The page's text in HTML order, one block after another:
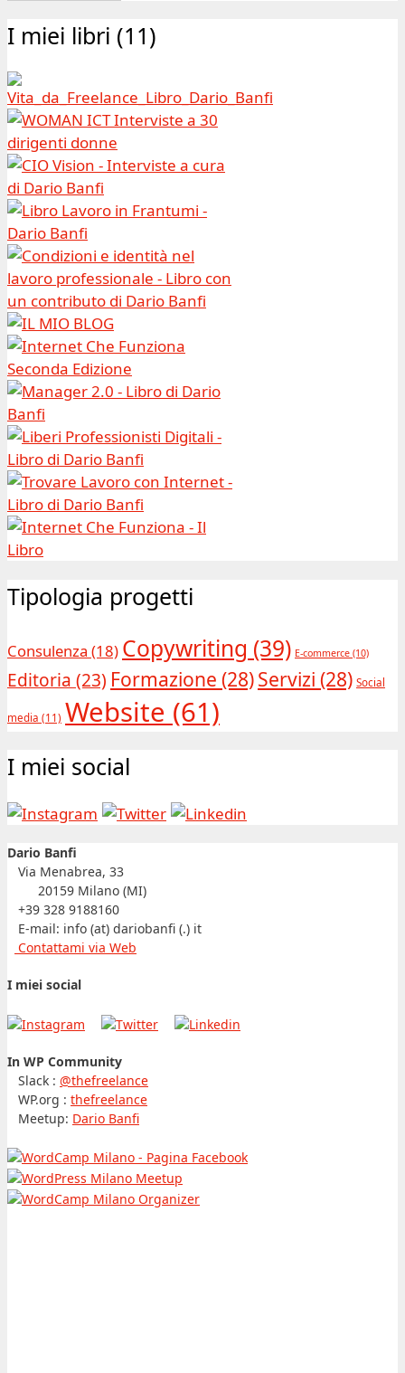
Archivio
I miei libri (11)
Tipologia progetti
Consulenza (18) Copywriting (39) E-commerce (10)
Editoria (23) Formazione (28)Servizi (28) Social
media (11) Website (61)
I miei social
Dario Banfi
Via Menabrea, 33
20159 Milano (MI)
+39 328 9188160
E-mail: info (at) dariobanfi (.) it
Contattami via Web
I miei social
In WP Community
Slack : @thefreelance
WP.org : thefreelance
Meetup: Dario Banfi